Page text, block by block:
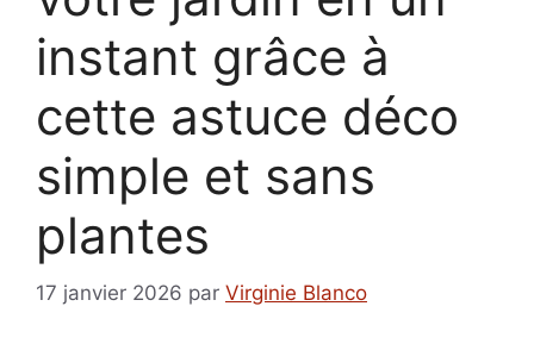
instant grâce à
cette astuce déco
simple et sans
plantes
17 janvier 2026 par Virginie Blanco